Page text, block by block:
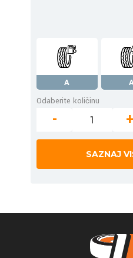
A
Odaberite količinu
- +
SAZNAJ